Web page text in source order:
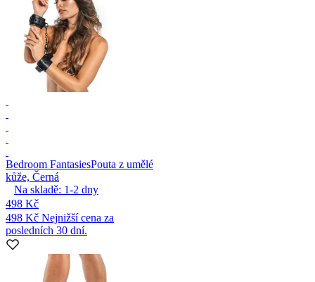
Bedroom FantasiesPouta z umělé
kůže, Černá
Na skladě: 1-2 dny
498 Kč
498 Kč Nejnižší cena za
posledních 30 dní.